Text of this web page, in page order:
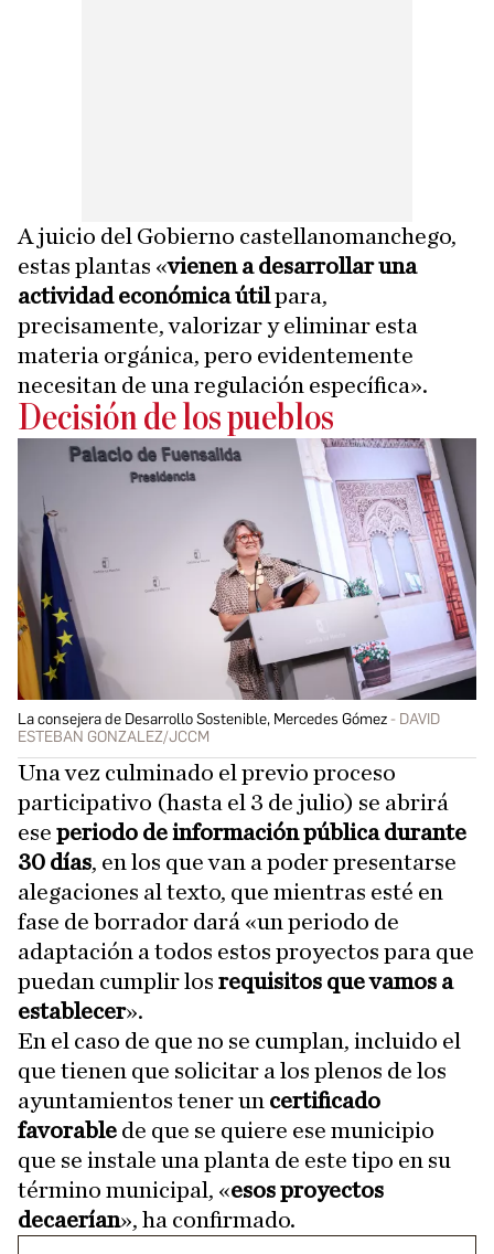
A juicio del Gobierno castellanomanchego,
estas plantas «vienen a desarrollar una
actividad económica útilpara,
precisamente, valorizar y eliminar esta
materia orgánica, pero evidentemente
necesitan de una regulación específica».
Decisión de los pueblos
La consejera de Desarrollo Sostenible, Mercedes Gómez
DAVID
ESTEBAN GONZALEZ/JCCM
Una vez culminado el previo proceso
participativo (hasta el 3 de julio) se abrirá
ese periodo de información pública durante
30 días, en los que van a poder presentarse
alegaciones al texto, que mientras esté en
fase de borrador dará «un periodo de
adaptación a todos estos proyectos para que
puedan cumplir los requisitos que vamos a
establecer».
En el caso de que no se cumplan, incluido el
que tienen que solicitar a los plenos de los
ayuntamientos tener un certificado
favorable de que se quiere ese municipio
que se instale una planta de este tipo en su
término municipal, «esos proyectos
decaerían», ha confirmado.